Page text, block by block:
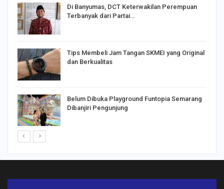
Di Banyumas, DCT Keterwakilan Perempuan
Terbanyak dari Partai…
Tips Membeli Jam Tangan SKMEI yang Original
dan Berkualitas
Belum Dibuka Playground Funtopia Semarang
Dibanjiri Pengunjung